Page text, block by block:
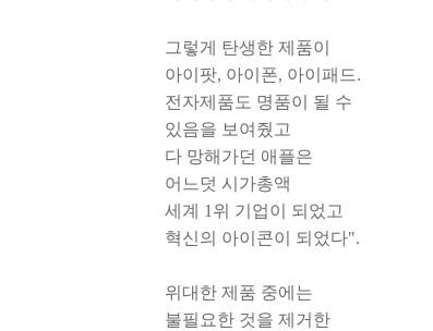
그렇게 탄생한 제품이
아이팟, 아이폰, 아이패드.
전자제품도 명품이 될 수
있음을 보여줬고
다 망해가던 애플은
어느덧 시가총액
세계 1위 기업이 되었고
혁신의 아이콘이 되었다".
위대한 제품 중에는
불필요한 것을 제거한